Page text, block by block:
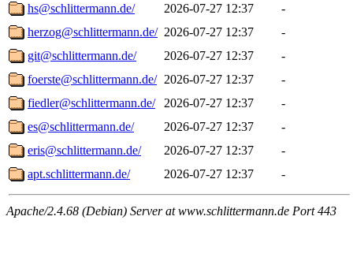
hs@schlittermann.de/
2026-07-27 12:37
-
herzog@schlittermann.de/ 2026-07-27 12:37
-
git@schlittermann.de/
2026-07-27 12:37
-
foerste@schlittermann.de/ 2026-07-27 12:37
-
fiedler@schlittermann.de/
2026-07-27 12:37
-
es@schlittermann.de/
2026-07-27 12:37
-
eris@schlittermann.de/
2026-07-27 12:37
-
apt.schlittermann.de/
2026-07-27 12:37 -
Apache/2.4.68 (Debian) Server at www.schlittermann.de Port 443